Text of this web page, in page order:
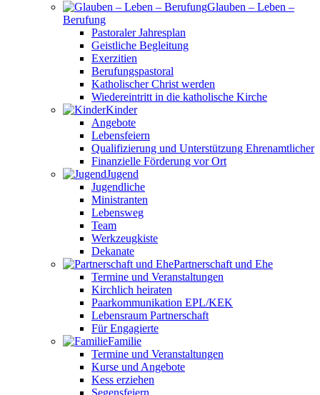
Glauben – Leben –
Berufung
Pastoraler Jahresplan
Geistliche Begleitung
Exerzitien
Berufungspastoral
Katholischer Christ werden
Wiedereintritt in die katholische Kirche
Kinder
Angebote
Lebensfeiern
Qualifizierung und Unterstützung Ehrenamtlicher
Finanzielle Förderung vor Ort
Jugend
Jugendliche
Ministranten
Lebensweg
Team
Werkzeugkiste
Dekanate
Partnerschaft und Ehe
Termine und Veranstaltungen
Kirchlich heiraten
Paarkommunikation EPL/KEK
Lebensraum Partnerschaft
Für Engagierte
Familie
Termine und Veranstaltungen
Kurse und Angebote
Kess erziehen